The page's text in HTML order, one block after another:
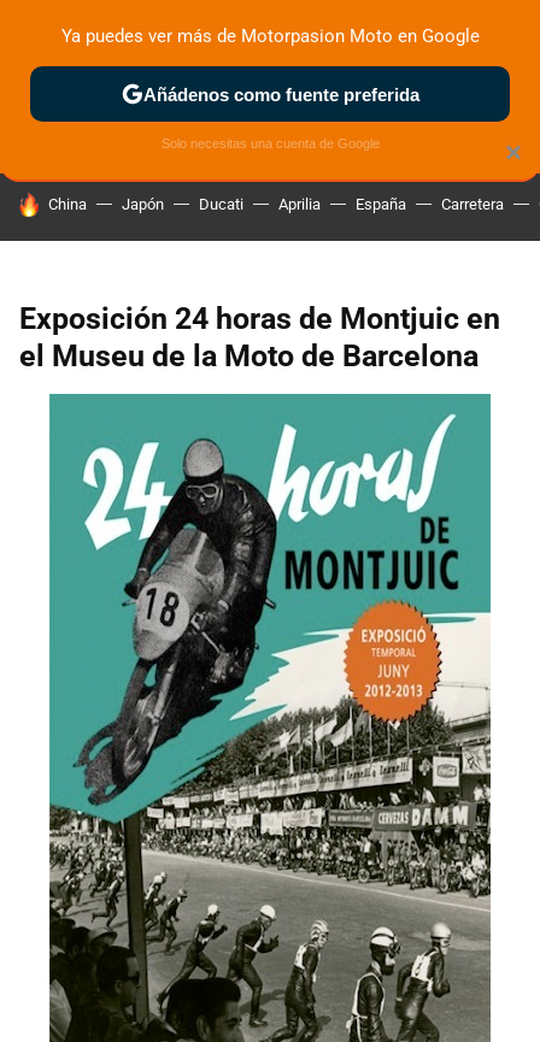
ZONA DE PRUEBAS DEPORTIVAS MOTOS ELÉCTRICAS
HOY SE HABLA DE
China Japón Ducati Aprilia España Carretera
Exposición 24 horas de Montjuic en
el Museu de la Moto de Barcelona
×
Ya puedes ver más de Motorpasion Moto en Google
Añádenos como fuente preferida
Solo necesitas una cuenta de Google